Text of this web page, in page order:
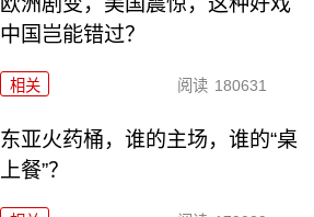
中国岂能错过？
相关 阅读 180631
东亚火药桶，谁的主场，谁的“桌
上餐”？